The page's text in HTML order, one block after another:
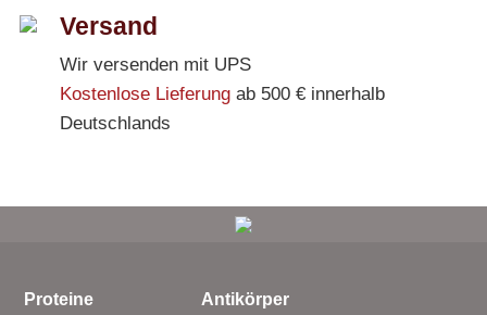
Versand
Wir versenden mit UPS
Kostenlose Lieferungab 500 € innerhalb
Deutschlands
Proteine
Antikörper